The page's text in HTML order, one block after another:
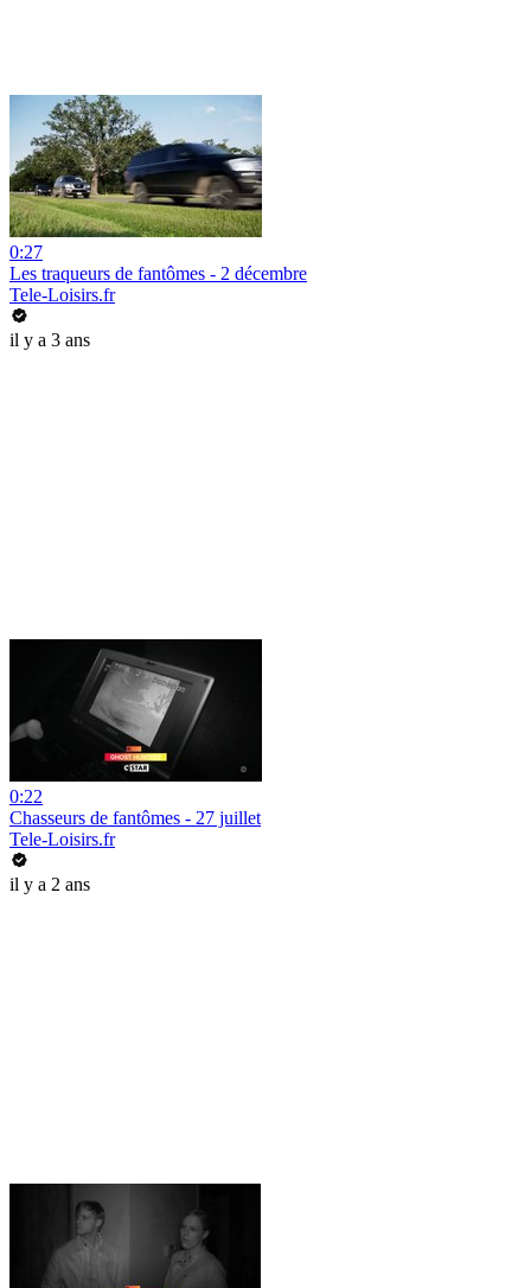
0:27
Les traqueurs de fantômes - 2 décembre
Tele-Loisirs.fr
il y a 3 ans
0:22
Chasseurs de fantômes - 27 juillet
Tele-Loisirs.fr
il y a 2 ans